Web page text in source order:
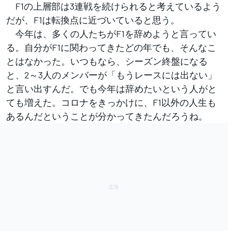
F1の上層部は3連戦を続けられると考えているよう
だが、F1は転換点に近づいていると思う。
今年は、多くの人たちがF1を辞めようと言ってい
る。自分がF1に関わってきたどの年でも、そんなこ
とはなかった。いつもなら、シーズン終盤になる
と、2～3人のメンバーが「もうレースには出ない」
と言い出すんだ。でも今年は辞めたいという人がと
ても増えた。コロナをきっかけに、F1以外の人生も
あるんだということが分かってきたんだろうね。